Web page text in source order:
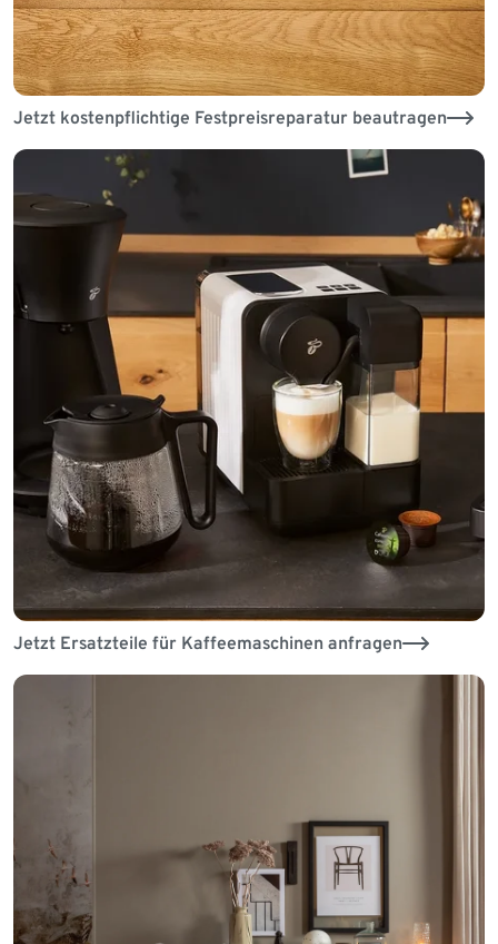
Jetzt kostenpflichtige Festpreisreparatur beautragen
Jetzt Ersatzteile für Kaffeemaschinen anfragen